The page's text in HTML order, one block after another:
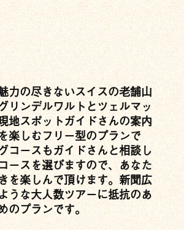
力の尽きないスイスの老舗山
リンデルワルトとツェルマッ
地スポットガイドさんの案内
楽しむフリー型のプランで
コースもガイドさんと相談し
ースを選びますので、あなた
を楽しんで頂けます。新聞広
うな大人数ツアーに抵抗のあ
のプランです。